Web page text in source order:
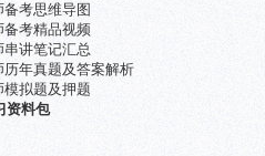
考思维导图
考精品视频
讲笔记汇总
年真题及答案解析
拟题及押题
资料包